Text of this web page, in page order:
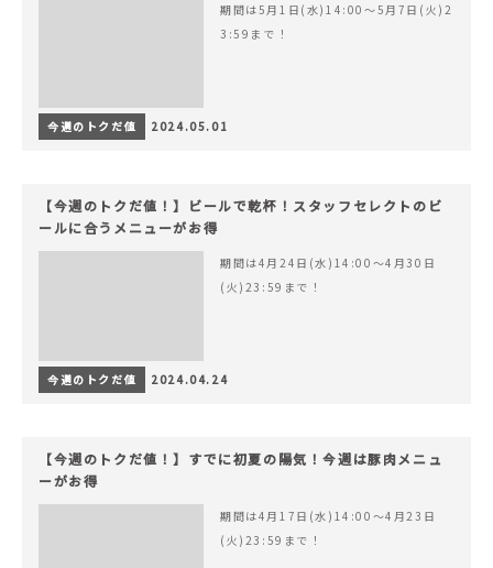
期間は5月1日(水)14:00〜5月7日(火)2
3:59まで！
今週のトクだ値 2024.05.01
【今週のトクだ値！】ビールで乾杯！スタッフセレクトのビ
ールに合うメニューがお得
期間は4月24日(水)14:00〜4月30日
(火)23:59まで！
今週のトクだ値 2024.04.24
【今週のトクだ値！】すでに初夏の陽気！今週は豚肉メニュ
ーがお得
期間は4月17日(水)14:00〜4月23日
(火)23:59まで！